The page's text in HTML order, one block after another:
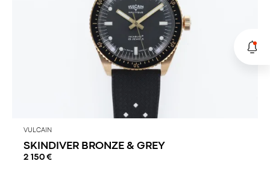
VULCAIN
SKINDIVER BRONZE & GREY
2 150 €